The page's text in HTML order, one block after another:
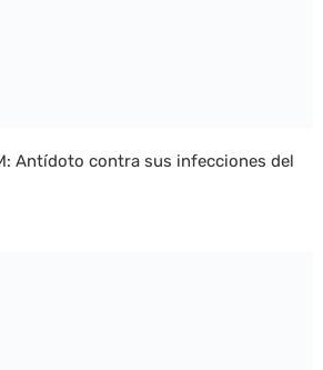
Antídoto contra sus infecciones del